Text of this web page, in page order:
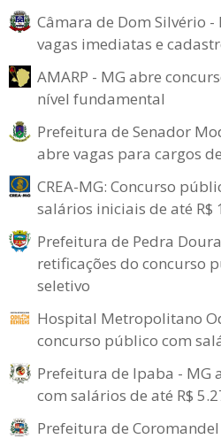
Câmara de Dom Silvério
vagas imediatas e
AMARP - MG abre
nível fundamental
Prefeitura de Senador
abre vagas para cargos
CREA-MG: Concurso
salários iniciais de até R$
Prefeitura de Pedra
retificações do concurso
seletivo
Hospital Metropolitano
concurso público com
Prefeitura de Ipaba - MG
com salários de até R$
Prefeitura de